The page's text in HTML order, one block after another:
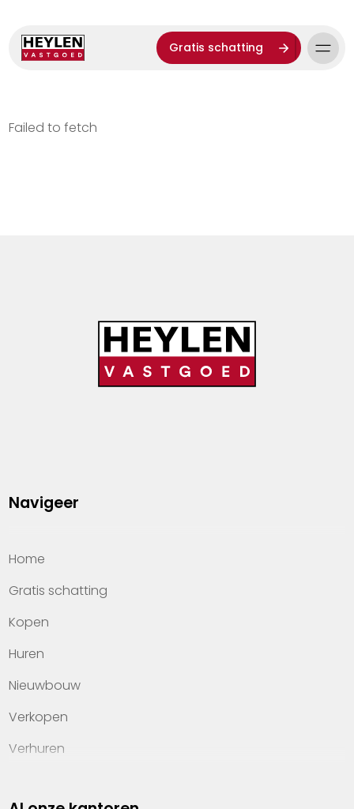
Gratis schatting
Failed to fetch
Navigeer
Home
Gratis schatting
Kopen
Huren
Nieuwbouw
Verkopen
Verhuren